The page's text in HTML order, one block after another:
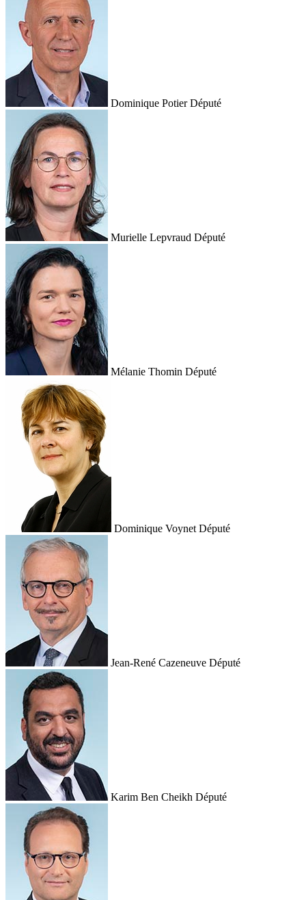
Dominique Potier Député
Murielle Lepvraud Député
Mélanie Thomin Député
Dominique Voynet Député
Jean-René Cazeneuve Député
Karim Ben Cheikh Député